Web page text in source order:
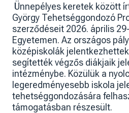
Ünnepélyes keretek között
György Tehetséggondozó
szerződéseit 2026. április
Egyetemen. Az országos
középiskolák
segítették végzős diákjaik
intézménybe. Közülük a nyolc
legeredményesebb iskola
tehetséggondozására
támogatásban részesült.